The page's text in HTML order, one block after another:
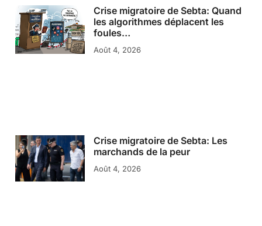
Crise migratoire de Sebta: Quand
les algorithmes déplacent les
foules…
Août 4, 2026
Crise migratoire de Sebta: Les
marchands de la peur
Août 4, 2026